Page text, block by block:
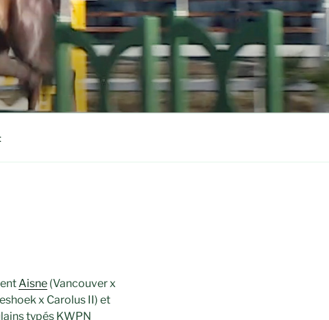
Aisne (Vancouver x
x Carolus II) et
typés KWPN